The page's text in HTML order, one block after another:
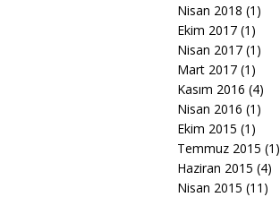
Nisan 2018 (1)
Ekim 2017 (1)
Nisan 2017 (1)
Mart 2017 (1)
Kasım 2016 (4)
Nisan 2016 (1)
Ekim 2015 (1)
Temmuz 2015 (1)
Haziran 2015 (4)
Nisan 2015 (11)